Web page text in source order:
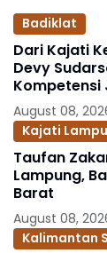
Badiklat
Dari Kajati
Devy
Kompetensi
August 08,
Kajati
Taufan
Lampung,
Barat
August 08,
Kalimantan